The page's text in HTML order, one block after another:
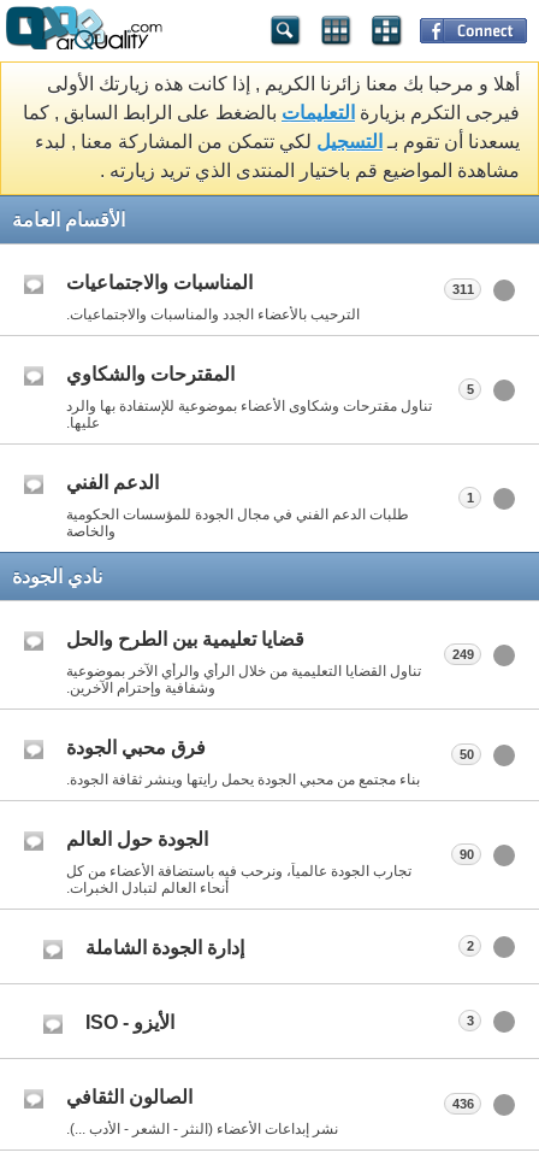
أهلا و مرحبا بك معنا زائرنا الكريم , إذا كانت هذه زيارتك الأولى
فيرجى التكرم بزيارة التعليمات بالضغط على الرابط السابق , كما
يسعدنا أن تقوم بـ التسجيل لكي تتمكن من المشاركة معنا , لبدء
مشاهدة المواضيع قم باختيار المنتدى الذي تريد زيارته .
الأقسام العامة
المناسبات والاجتماعيات
الترحيب بالأعضاء الجدد والمناسبات والاجتماعيات.
311
المقترحات والشكاوي
تناول مقترحات وشكاوى الأعضاء بموضوعية للإستفادة بها والرد
عليها.
5
الدعم الفني
طلبات الدعم الفني في مجال الجودة للمؤسسات الحكومية
والخاصة
1
نادي الجودة
قضايا تعليمية بين الطرح والحل
تناول القضايا التعليمية من خلال الرأي والرأي الآخر بموضوعية
وشفافية وإحترام الآخرين.
249
فرق محبي الجودة
بناء مجتمع من محبي الجودة يحمل رايتها وينشر ثقافة الجودة.
50
الجودة حول العالم
تجارب الجودة عالمياً، ونرحب فيه باستضافة الأعضاء من كل
أنحاء العالم لتبادل الخبرات.
90
إدارة الجودة الشاملة 2
الأيزو - ISO 3
الصالون الثقافي
نشر إبداعات الأعضاء (النثر - الشعر - الأدب ...).
436